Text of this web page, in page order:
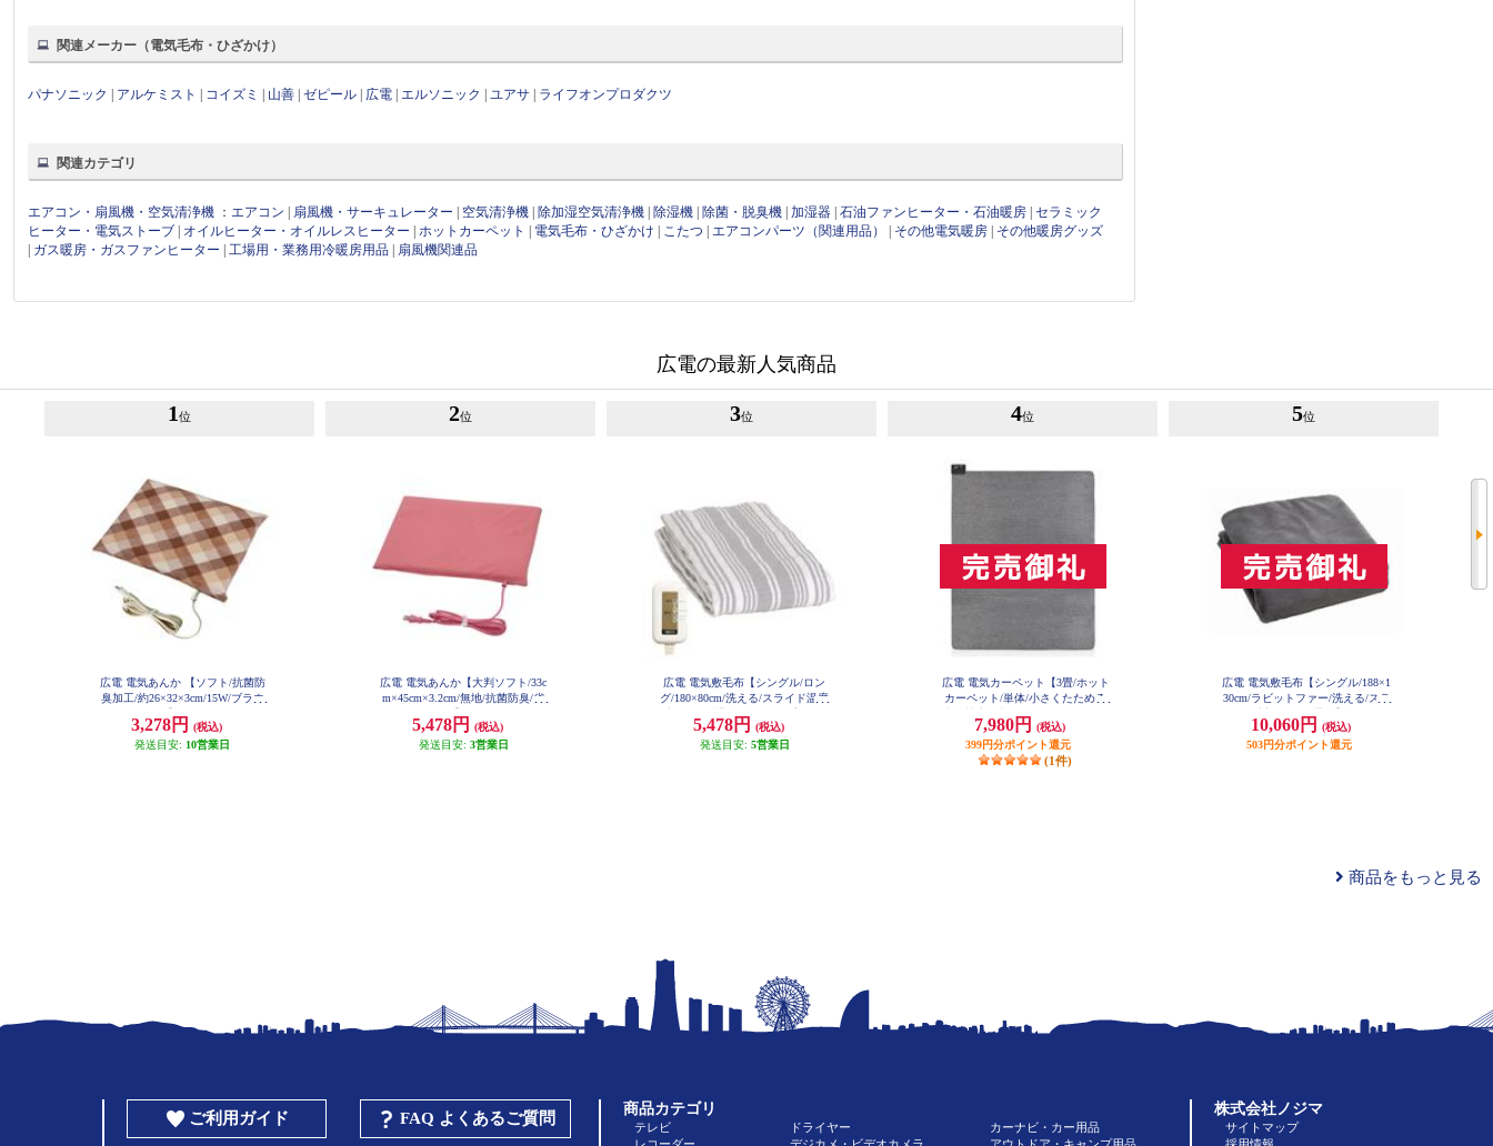
関連メーカー（電気毛布・ひざかけ）
パナソニック アルケミスト コイズミ 山善 |ゼピール 広電 エルソニック |ユアサ ライフオンプロダクツ
関連カテゴリ
エアコン・扇風機・空気清浄機 ： エアコン 扇風機・サーキュレーター 空気清浄機 除加湿空気清浄機 除湿機 除菌・脱臭機 |加湿器 |石油ファンヒーター・石油暖房 |セラミック
ヒーター・電気ストーブ
オイルヒーター・オイルレスヒーター |ホットカーペット 電気毛布・ひざかけ こたつ エアコンパーツ（関連用品） その他電気暖房
その他暖房グッズ
ガス暖房・ガスファンヒーター |工場用・業務用冷暖房用品 扇風機関連品
広電の最新人気商品
1 位
広電 電気あんか 【ソフト/抗菌防
臭加工/約26×32×3cm/15W/ブラウ
3,278円
(税込)
発送目安: 10営業日
2位
広電 電気あんか【大判ソフト/33c
m×45cm×3.2cm/無地/抗菌防臭/省
5,478円
(税込)
発送目安: 3営業日
3位
広電 電気敷毛布【シングル/ロン
グ/180×80cm/洗える/スライド温度
ー】 VWS803H-HL
5,478円
(税込)
発送目安: 5営業日
4位
広電 電気カーペット【3畳/ホット
カーペット/単体/小さくたためる
暖房面切換】 VWU301H
7,980円
(税込)
399円分ポイント還元
(1件)
5位
広電 電気敷毛布【シングル/188×1
30cm/ラビットファー/洗える/スラ
R-HM
10,060円
(税込)
503円分ポイント還元
商品をもっと見る
ご利用ガイド FAQ よくあるご質問
商品カテゴリ
テレビ
ドライヤー
カーナビ・カー用品
株式会社ノジマ
サイトマップ